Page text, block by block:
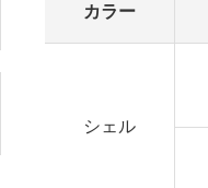
カラー
シェル